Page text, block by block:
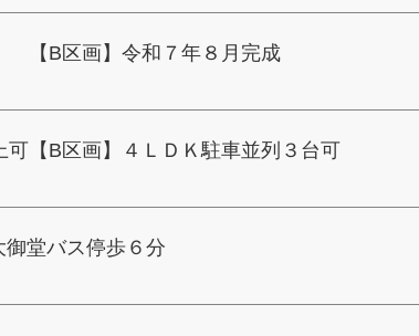
B区画】令和７年８月完成
【B区画】４ＬＤＫ駐車並列３台可
堂バス停歩６分